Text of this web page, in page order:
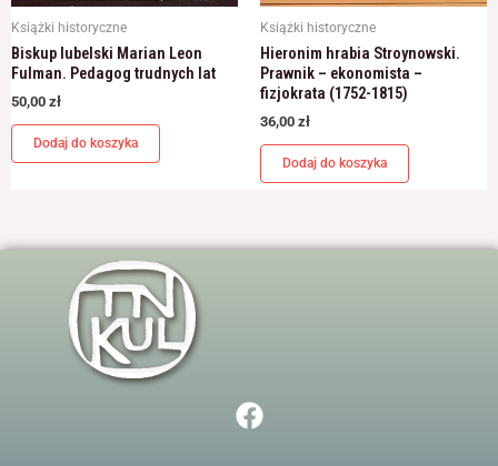
Książki historyczne
Biskup lubelski Marian Leon
Fulman. Pedagog trudnych lat
50,00 zł
Dodaj do koszyka
Książki historyczne
Hieronim hrabia Stroynowski.
Prawnik – ekonomista –
fizjokrata (1752-1815)
36,00 zł
Dodaj do koszyka
F
a